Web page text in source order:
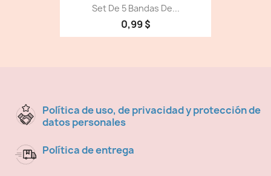
Set De 5 Bandas De...
0,99 $
Política de uso, de privacidad y protección de
datos personales
Política de entrega